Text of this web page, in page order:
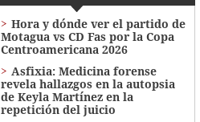
Hora y dónde ver el partido de
Motagua vs CD Fas por la Copa
Centroamericana 2026
Asfixia: Medicina forense
revela hallazgos en la autopsia
de Keyla Martínez en la
repetición del juicio